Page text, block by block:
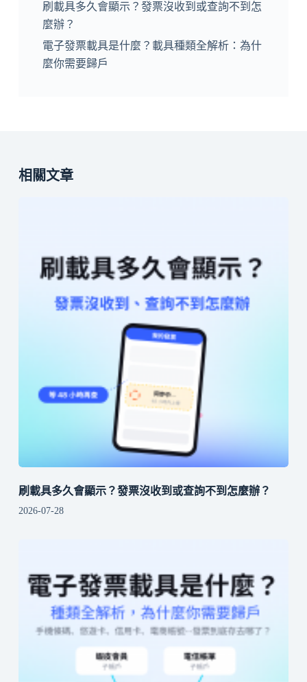
刷載具多久會顯示？發票沒收到或查詢不到怎
麼辦？
電子發票載具是什麼？載具種類全解析：為什
麼你需要歸戶
相關文章
刷載具多久會顯示？發票沒收到或查詢不到怎麼辦？
2026-07-28